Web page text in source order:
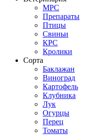
МРС
Препараты
Птицы
Свиньи
КРС
Кролики
Сорта
Баклажан
Виноград
Картофель
Клубника
Лук
Огурцы
Перец
Томаты